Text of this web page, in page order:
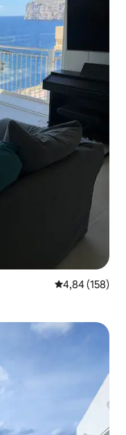
Средна
4,84 (158)